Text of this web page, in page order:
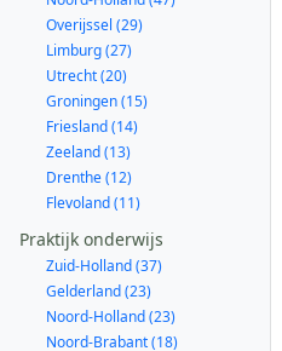
Overijssel (29)
Limburg (27)
Utrecht (20)
Groningen (15)
Friesland (14)
Zeeland (13)
Drenthe (12)
Flevoland (11)
Praktijk onderwijs
Zuid-Holland (37)
Gelderland (23)
Noord-Holland (23)
Noord-Brabant (18)